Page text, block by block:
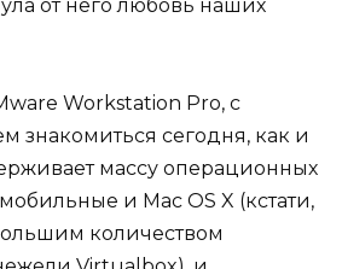
от него любовь наших
Workstation Pro, с
знакомиться сегодня, как и
массу операционных
и Mac OS X (кстати,
количеством